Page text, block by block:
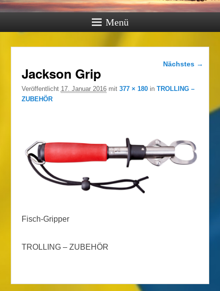
Menü
Bilder-
Nächstes →
Jackson Grip
Veröffentlicht 17. Januar 2016mit 377 × 180in TROLLING –
ZUBEHÖR
Fisch-Gripper
TROLLING – ZUBEHÖR